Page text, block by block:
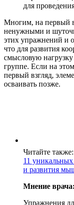
для
Многим, на первый
ненужными и
этих упражнений и
что для развития
смысловую
группе. Если на
первый взгляд,
осваивать позже.
Читайте также:
11
и развития
Мнение врача:
Упражнения